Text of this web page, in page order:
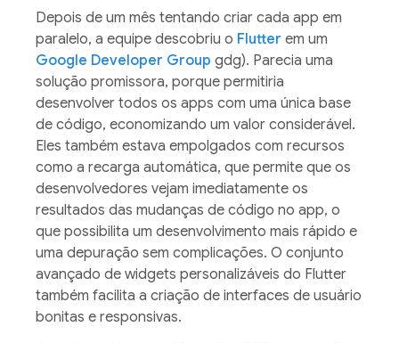
Depois de um mês tentando criar cada app em
paralelo, a equipe descobriu o Flutter em um
Google Developer Group gdg). Parecia uma
solução promissora, porque permitiria
desenvolver todos os apps com uma única base
de código, economizando um valor considerável.
Eles também estava empolgados com recursos
como a recarga automática, que permite que os
desenvolvedores vejam imediatamente os
resultados das mudanças de código no app, o
que possibilita um desenvolvimento mais rápido e
uma depuração sem complicações. O conjunto
avançado de widgets personalizáveis do Flutter
também facilita a criação de interfaces de usuário
bonitas e responsivas.